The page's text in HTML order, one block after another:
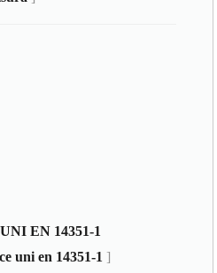
EN 14351-1
uni en 14351-1 ]